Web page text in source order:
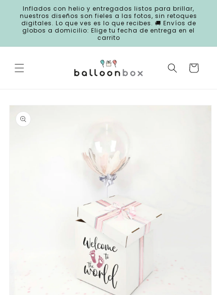
directamente
al contenido
Inflados con helio y entregados listos para brillar,
nuestros diseños son fieles a las fotos, sin retoques
digitales. Lo que ves es lo que recibes. 🚚 Envíos de
globos a domicilio: Elige tu fecha de entrega en el
carrito
Carrito
directamente
a la
información